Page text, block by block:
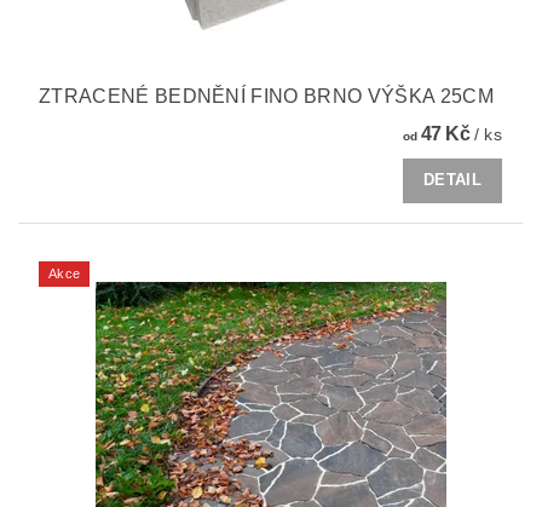
ZTRACENÉ BEDNĚNÍ FINO BRNO VÝŠKA 25CM
od47 Kč/ ks
DETAIL
Akce